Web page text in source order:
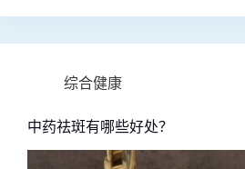
综合健康
中药祛斑有哪些好处？